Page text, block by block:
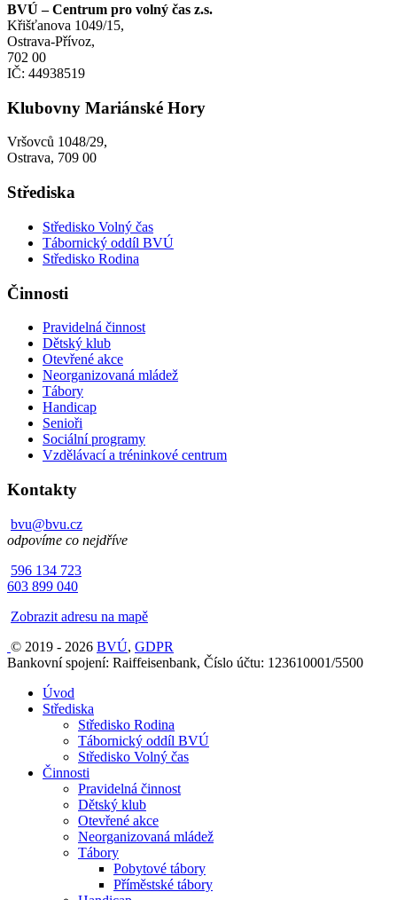
BVÚ – Centrum pro volný čas z.s.
Křišťanova 1049/15,
Ostrava-Přívoz,
702 00
IČ: 44938519
Klubovny Mariánské Hory
Vršovců 1048/29,
Ostrava, 709 00
Střediska
Středisko Volný čas
Tábornický oddíl BVÚ
Středisko Rodina
Činnosti
Pravidelná činnost
Dětský klub
Otevřené akce
Neorganizovaná mládež
Tábory
Handicap
Senioři
Sociální programy
Vzdělávací a tréninkové centrum
Kontakty
bvu@bvu.cz
odpovíme co nejdříve
596 134 723
603 899 040
Zobrazit adresu na mapě
© 2019 - 2026 BVÚ, GDPR
Bankovní spojení: Raiffeisenbank, Číslo účtu: 123610001/5500
Úvod
Střediska
Středisko Rodina
Tábornický oddíl BVÚ
Středisko Volný čas
Činnosti
Pravidelná činnost
Dětský klub
Otevřené akce
Neorganizovaná mládež
Tábory
Pobytové tábory
Příměstské tábory